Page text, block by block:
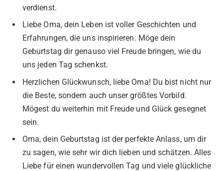
verdienst.
Liebe Oma, dein Leben ist voller Geschichten und
Erfahrungen, die uns inspirieren. Möge dein
Geburtstag dir genauso viel Freude bringen, wie du
uns jeden Tag schenkst.
Herzlichen Glückwunsch, liebe Oma! Du bist nicht nur
die Beste, sondern auch unser größtes Vorbild.
Mögest du weiterhin mit Freude und Glück gesegnet
sein.
Oma, dein Geburtstag ist der perfekte Anlass, um dir
zu sagen, wie sehr wir dich lieben und schätzen. Alles
Liebe für einen wundervollen Tag und viele glückliche